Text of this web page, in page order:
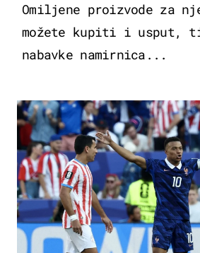
Omiljene proizvode za
možete kupiti i usput,
nabavke namirnica...
SVJETSKO PRVENSTVO 2026